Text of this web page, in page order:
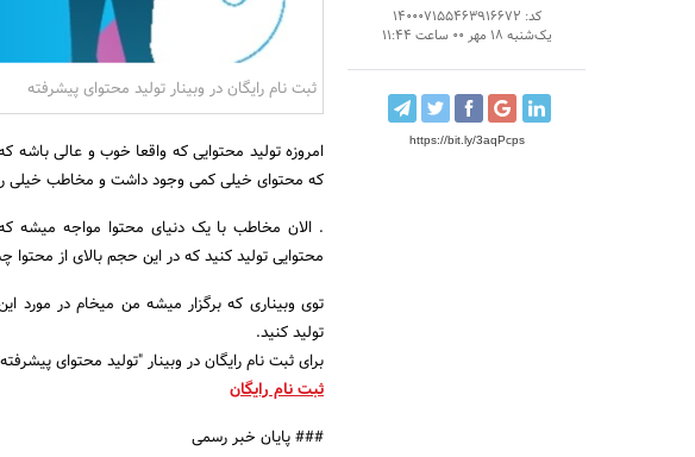
کد: 140007155463916672
یک‌شنبه 18 مهر 00 ساعت 11:44
https://bit.ly/3aqPcps
ثبت نام رایگان در وبینار تولید محتوای پیشرفته
امروزه تولید محتوایی که واقعا خوب و عالی
که محتوای خیلی کمی وجود داشت و مخاطب خیلی
. الان مخاطب با یک دنیای محتوا مواجه میشه
محتوایی تولید کنید که در این حجم بالای از
توی وبیناری که برگزار میشه من میخام در مورد
تولید کنید.
برای ثبت نام رایگان در وبینار "تولید محتوای
ثبت نام رایگان
### پایان خبر رسمی